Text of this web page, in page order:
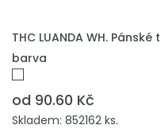
THC LUANDA WH.
barva
od 90.60 Kč
Skladem: 852162 ks.